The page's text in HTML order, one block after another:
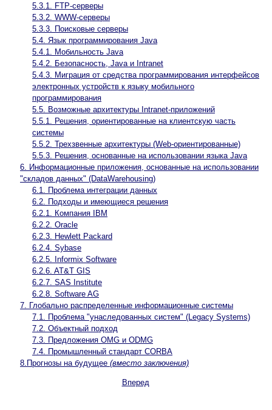
5.3.1. FTP-серверы
5.3.2. WWW-серверы
5.3.3. Поисковые серверы
5.4. Язык программирования Java
5.4.1. Мобильность Java
5.4.2. Безопасность, Java и Intranet
5.4.3. Миграция от средства программирования интерфейсов
электронных устройств к языку мобильного
программирования
5.5. Возможные архитектуры Intranet-приложений
5.5.1. Решения, ориентированные на клиентскую часть
системы
5.5.2. Трехзвенные архитектуры (Web-ориентированные)
5.5.3. Решения, основанные на использовании языка Java
6. Информационные приложения, основанные на использовании
"складов данных" (DataWarehousing)
6.1. Проблема интеграции данных
6.2. Подходы и имеющиеся решения
6.2.1. Компания IBM
6.2.2. Oracle
6.2.3. Hewlett Packard
6.2.4. Sybase
6.2.5. Informix Software
6.2.6. AT&T GIS
6.2.7. SAS Institute
6.2.8. Software AG
7. Глобально распределенные информационные системы
7.1. Проблема "унаследованных систем" (Legacy Systems)
7.2. Объектный подход
7.3. Предложения OMG и ODMG
7.4. Промышленный стандарт CORBA
8.Прогнозы на будущее (вместо заключения)
Вперед